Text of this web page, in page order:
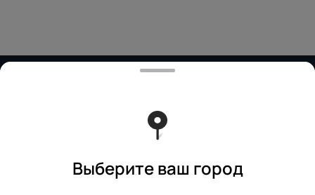
Политика конфиденциальности
Выберите ваш город